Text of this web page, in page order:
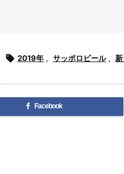
 2019年 , サッポロビール ,
Facebook